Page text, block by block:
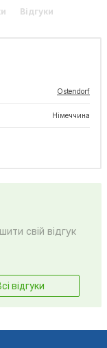
Відгуки
Ostendorf
Німеччина
свій відгук
відгуки